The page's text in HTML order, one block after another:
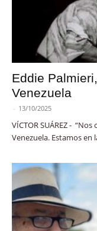
Eddie
Venezuela
- 13/10/2025
VÍCTOR SUÁREZ -
Venezuela. Estamos en